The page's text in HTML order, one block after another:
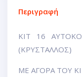
Περιγραφή
ΚΙΤ 16
(ΚΡΥΣΤΑΛΛΟΣ)
ΜΕ ΑΓΟΡΑ ΤΟΥ